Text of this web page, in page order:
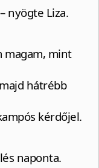
nyögte Liza.
magam, mint
hátrébb
kérdőjel.
naponta.